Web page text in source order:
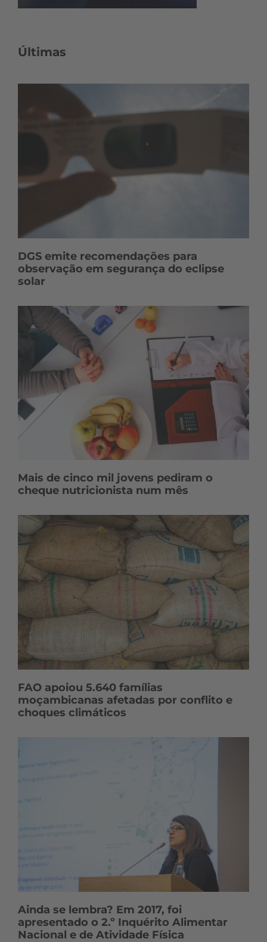
Últimas
DGS emite recomendações para
observação em segurança do eclipse
solar
Mais de cinco mil jovens pediram o
cheque nutricionista num mês
FAO apoiou 5.640 famílias
moçambicanas afetadas por conflito e
choques climáticos
Ainda se lembra? Em 2017, foi
apresentado o 2.º Inquérito Alimentar
Nacional e de Atividade Física